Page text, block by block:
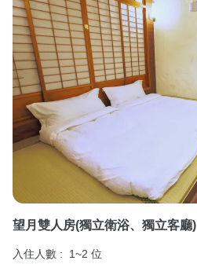
望月雙人房(獨立衛浴、獨立客廳)
入住人數 : 1~2 位